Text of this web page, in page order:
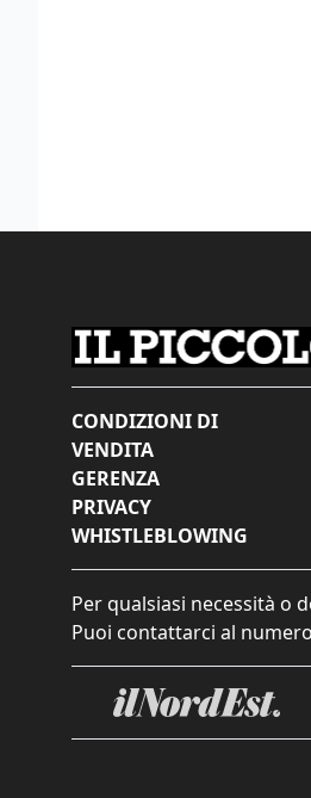
CONDIZIONI DI
VENDITA
GERENZA
PRIVACY
WHISTLEBLOWING
Per qualsiasi necessità o
Puoi contattarci al numero